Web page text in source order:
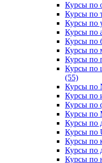
Курсы по
Курсы по
Курсы по
Курсы по
Курсы по
Курсы по
Курсы по
Курсы по
(55)
Курсы по
Курсы по
Курсы по
Курсы по
Курсы по
Курсы по
Курсы по
Курсы по
Курсы по